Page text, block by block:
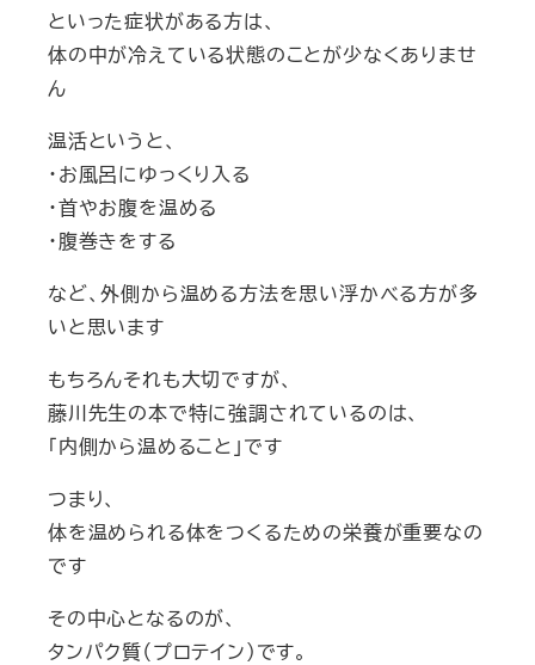
といった症状がある方は、
体の中が冷えている状態のことが少なくありませ
ん
温活というと、
・お風呂にゆっくり入る
・首やお腹を温める
・腹巻きをする
など、外側から温める方法を思い浮かべる方が多
いと思います
もちろんそれも大切ですが、
藤川先生の本で特に強調されているのは、
「内側から温めること」です
つまり、
体を温められる体をつくるための栄養が重要なの
です
その中心となるのが、
タンパク質（プロテイン）です。